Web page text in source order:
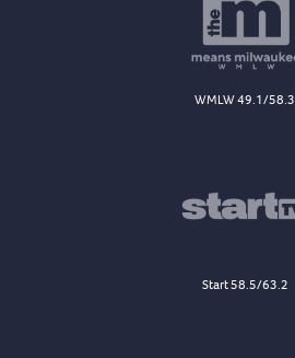
WMLW 49.1/58.3
Start 58.5/63.2